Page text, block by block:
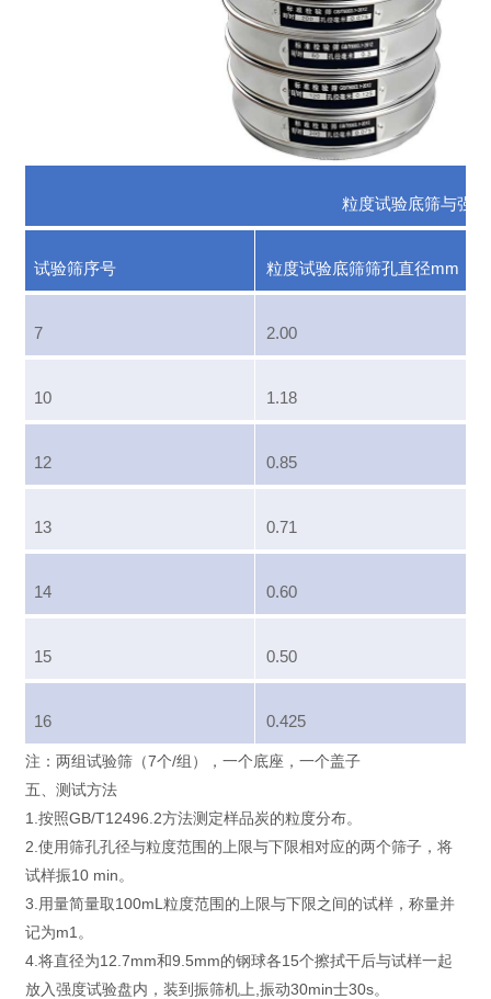
粒度试验底筛与强
试验筛序号 粒度试验底筛筛孔直径mm
7 2.00
10 1.18
12 0.85
13 0.71
14 0.60
15 0.50
16 0.425
注：两组试验筛（7个/组），一个底座，一个盖子
五、测试方法
1.按照GB/T12496.2方法测定样品炭的粒度分布。
2.使用筛孔孔径与粒度范围的上限与下限相对应的两个筛子，将
试样振10 min。
3.用量简量取100mL粒度范围的上限与下限之间的试样，称量并
记为m1。
4.将直径为12.7mm和9.5mm的钢球各15个擦拭干后与试样一起
放入强度试验盘内，装到振筛机上,振动30min士30s。